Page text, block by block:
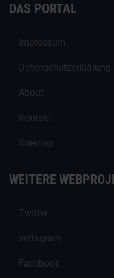
DAS PORTAL
Impressum
Datenschutzerklärung
About
Kontakt
Sitemap
WEITERE
Twitter
Instagram
Facebook